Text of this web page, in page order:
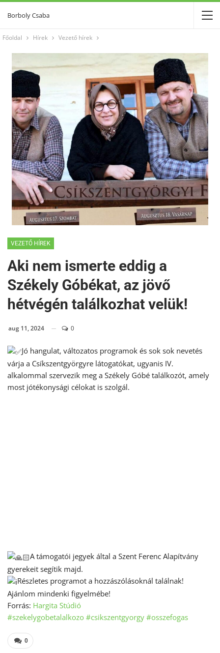
Borboly Csaba
Főoldal Hírek Vezető hírek
VEZETŐ HÍREK
Aki nem ismerte eddig a
Székely Góbékat, az jövő
hétvégén találkozhat velük!
aug 11, 2024 0
Jó hangulat, változatos programok és sok sok nevetés
várja a Csíkszentgyörgyre látogatókat, ugyanis IV.
alkalommal szervezik meg a Székely Góbé találkozót, amely
most jótékonysági célokat is szolgál.
A támogatói jegyek által a Szent Ferenc Alapítvány
gyerekeit segítik majd.
Részletes programot a hozzászólásoknál találnak!
Ajánlom mindenki figyelmébe!
Forrás: Hargita Stúdió
#szekelygobetalalkozo #csikszentgyorgy #osszefogas
0